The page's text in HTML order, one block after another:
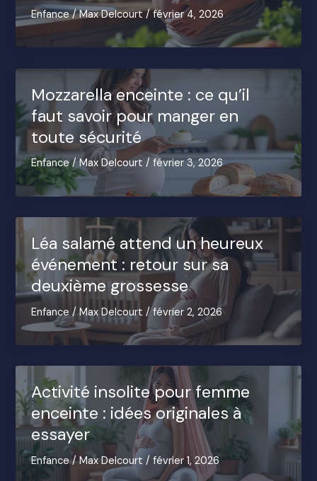
Enfance/Max Delcourt/février 4, 2026
Mozzarella enceinte : ce qu’il
faut savoir pour manger en
toute sécurité
Enfance/Max Delcourt/février 3, 2026
Léa salamé attend un heureux
événement : retour sur sa
deuxième grossesse
Enfance /Max Delcourt/février 2, 2026
Activité insolite pour femme
enceinte : idées originales à
essayer
Enfance/Max Delcourt/février 1, 2026